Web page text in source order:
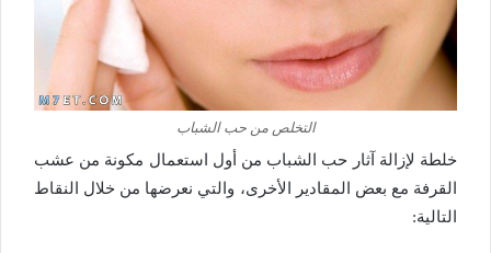
التخلص من حب الشباب
خلطة لإزالة آثار حب الشباب من أول استعمال مكونة من عشب
القرفة مع بعض المقادير الأخرى، والتي نعرضها من خلال النقاط
التالية: